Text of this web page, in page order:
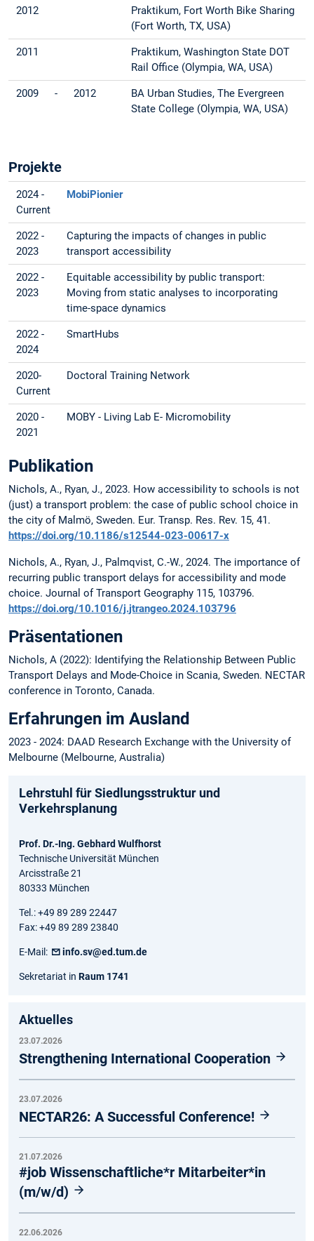
2012
Praktikum, Fort Worth Bike Sharing
(Fort Worth, TX, USA)
2011
Praktikum, Washington State DOT
Rail Office (Olympia, WA, USA)
2009 - 2012
BA Urban Studies, The Evergreen
State College (Olympia, WA, USA)
Projekte
2024 -
Current
MobiPionier
2022 -
2023
Capturing the impacts of changes in public
transport accessibility
2022 -
2023
Equitable accessibility by public transport:
Moving from static analyses to incorporating
time-space dynamics
2022 -
2024
SmartHubs
2020-
Current
Doctoral Training Network
2020 -
2021
MOBY - Living Lab E- Micromobility
Publikation
Nichols, A., Ryan, J., 2023. How accessibility to schools is not
(just) a transport problem: the case of public school choice in
the city of Malmö, Sweden. Eur. Transp. Res. Rev. 15, 41.
https://doi.org/10.1186/s12544-023-00617-x
Nichols, A., Ryan, J., Palmqvist, C.-W., 2024. The importance of
recurring public transport delays for accessibility and mode
choice. Journal of Transport Geography 115, 103796.
https://doi.org/10.1016/j.jtrangeo.2024.103796
Präsentationen
Nichols, A (2022): Identifying the Relationship Between Public
Transport Delays and Mode-Choice in Scania, Sweden. NECTAR
conference in Toronto, Canada.
Erfahrungen im Ausland
2023 - 2024: DAAD Research Exchange with the University of
Melbourne (Melbourne, Australia)
Lehrstuhl für Siedlungsstruktur und
Verkehrsplanung
Prof. Dr.-Ing. Gebhard Wulfhorst
Technische Universität München
Arcisstraße 21
80333 München
Tel.: +49 89 289 22447
Fax: +49 89 289 23840
E-Mail: info.sv@ed.tum.de
Sekretariat in Raum 1741
Aktuelles
23.07.2026
Strengthening International Cooperation
23.07.2026
NECTAR26: A Successful Conference!
21.07.2026
#job Wissenschaftliche*r Mitarbeiter*in
(m/w/d)
22.06.2026